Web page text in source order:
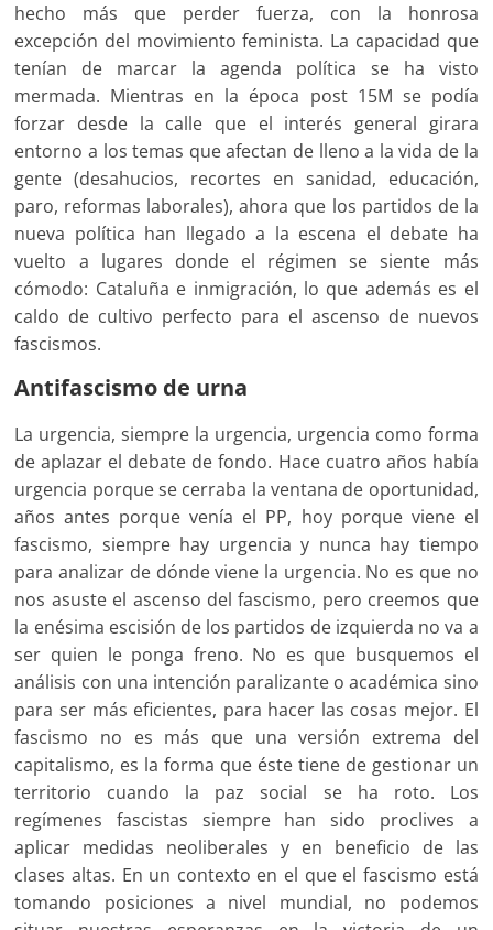
hecho más que perder fuerza, con la honrosa
excepción del movimiento feminista. La capacidad que
tenían de marcar la agenda política se ha visto
mermada. Mientras en la época post 15M se podía
forzar desde la calle que el interés general girara
entorno a los temas que afectan de lleno a la vida de la
gente (desahucios, recortes en sanidad, educación,
paro, reformas laborales), ahora que los partidos de la
nueva política han llegado a la escena el debate ha
vuelto a lugares donde el régimen se siente más
cómodo: Cataluña e inmigración, lo que además es el
caldo de cultivo perfecto para el ascenso de nuevos
fascismos.
Antifascismo de urna
La urgencia, siempre la urgencia, urgencia como forma
de aplazar el debate de fondo. Hace cuatro años había
urgencia porque se cerraba la ventana de oportunidad,
años antes porque venía el PP, hoy porque viene el
fascismo, siempre hay urgencia y nunca hay tiempo
para analizar de dónde viene la urgencia. No es que no
nos asuste el ascenso del fascismo, pero creemos que
la enésima escisión de los partidos de izquierda no va a
ser quien le ponga freno. No es que busquemos el
análisis con una intención paralizante o académica sino
para ser más eficientes, para hacer las cosas mejor. El
fascismo no es más que una versión extrema del
capitalismo, es la forma que éste tiene de gestionar un
territorio cuando la paz social se ha roto. Los
regímenes fascistas siempre han sido proclives a
aplicar medidas neoliberales y en beneficio de las
clases altas. En un contexto en el que el fascismo está
tomando posiciones a nivel mundial, no podemos